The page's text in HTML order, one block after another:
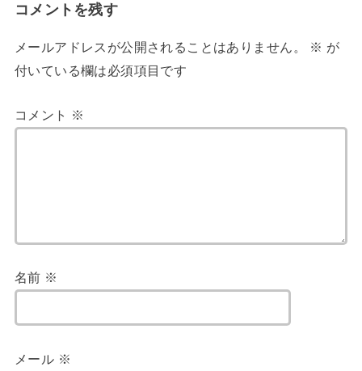
コメントを残す
メールアドレスが公開されることはありません。 ※ が
付いている欄は必須項目です
コメント ※
名前 ※
メール ※